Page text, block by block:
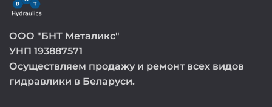
ООО "БНТ Металикс"
УНП 193887571
Осуществляем продажу и ремонт всех видов
гидравлики в Беларуси.